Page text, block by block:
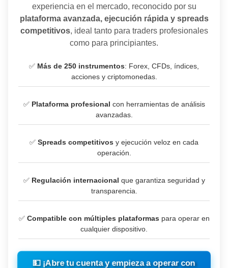
experiencia en el mercado, reconocido por su
plataforma avanzada, ejecución rápida y spreads
competitivos, ideal tanto para traders profesionales
como para principiantes.
✅ Más de 250 instrumentos: Forex, CFDs, índices,
acciones y criptomonedas.
✅ Plataforma profesional con herramientas de análisis
avanzadas.
✅ Spreads competitivos y ejecución veloz en cada
operación.
✅ Regulación internacional que garantiza seguridad y
transparencia.
✅ Compatible con múltiples plataformas para operar en
cualquier dispositivo.
💵 ¡Abre tu cuenta y empieza a operar con